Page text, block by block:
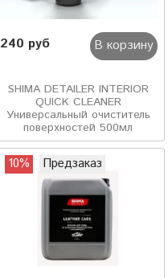
240 руб В корзину
SHIMA DETAILER INTERIOR
QUICK CLEANER
Универсальный очиститель
поверхностей 500мл
10% Предзаказ